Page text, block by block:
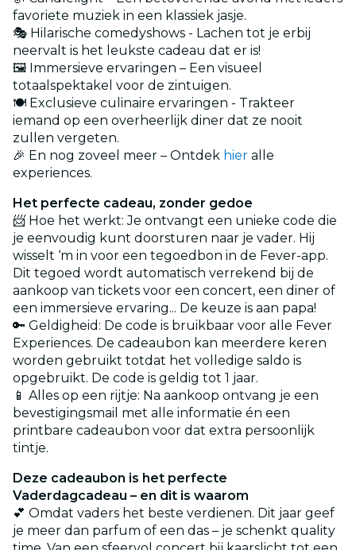
favoriete muziek in een klassiek jasje.
🎭 Hilarische comedyshows - Lachen tot je erbij
neervalt is het leukste cadeau dat er is!
🖼️ Immersieve ervaringen – Een visueel
totaalspektakel voor de zintuigen.
🍽️ Exclusieve culinaire ervaringen - Trakteer
iemand op een overheerlijk diner dat ze nooit
zullen vergeten.
🎉 En nog zoveel meer – Ontdek hier alle
experiences.
Het perfecte cadeau, zonder gedoe
📨 Hoe het werkt: Je ontvangt een unieke code die
je eenvoudig kunt doorsturen naar je vader. Hij
wisselt ‘m in voor een tegoedbon in de Fever-app.
Dit tegoed wordt automatisch verrekend bij de
aankoop van tickets voor een concert, een diner of
een immersieve ervaring... De keuze is aan papa!
🔑 Geldigheid: De code is bruikbaar voor alle Fever
Experiences. De cadeaubon kan meerdere keren
worden gebruikt totdat het volledige saldo is
opgebruikt. De code is geldig tot 1 jaar.
📱 Alles op een rijtje: Na aankoop ontvang je een
bevestigingsmail met alle informatie én een
printbare cadeaubon voor dat extra persoonlijk
tintje.
Deze cadeaubon is het perfecte
Vaderdagcadeau – en dit is waarom
💕 Omdat vaders het beste verdienen. Dit jaar geef
je meer dan parfum of een das – je schenkt quality